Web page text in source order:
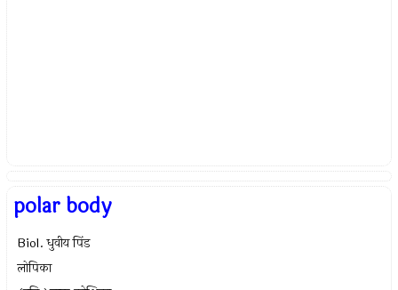
polar body
Biol. धुवीय पिंड
लोपिका